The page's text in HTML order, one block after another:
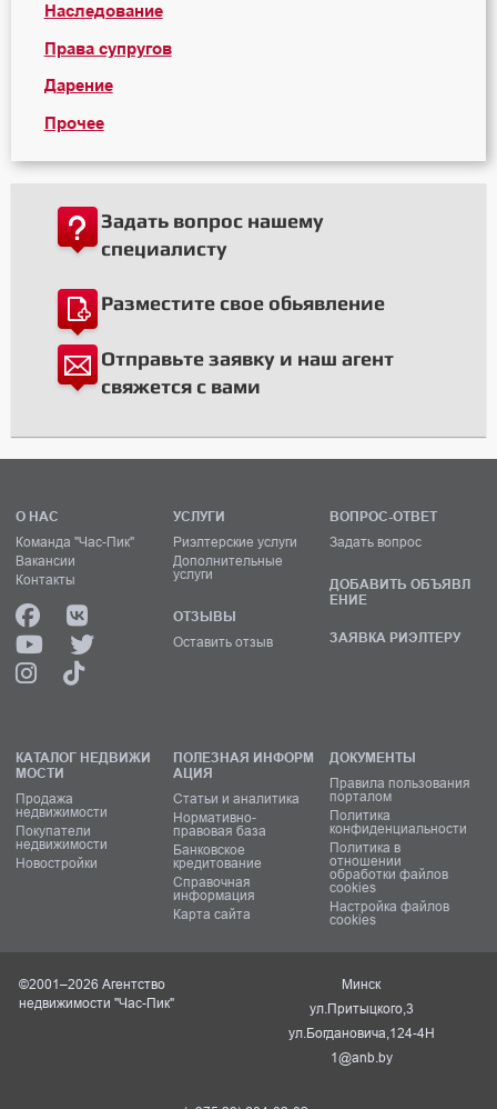
Наследование
Права супругов
Дарение
Прочее
Задать вопрос нашему
специалисту
Разместите свое обьявление
Отправьте заявку и наш агент
свяжется с вами
О НАС
Команда "Час-Пик"
Вакансии
Контакты
УСЛУГИ
Риэлтерские услуги
Дополнительные
услуги
ОТЗЫВЫ
Оставить отзыв
ВОПРОС-ОТВЕТ
Задать вопрос
ДОБАВИТЬ ОБЪЯВЛ
ЕНИЕ
ЗАЯВКА РИЭЛТЕРУ
КАТАЛОГ НЕДВИЖИ
МОСТИ
Продажа
недвижимости
Покупатели
недвижимости
Новостройки
ПОЛЕЗНАЯ ИНФОРМ
АЦИЯ
Статьи и аналитика
Нормативно-
правовая база
Банковское
кредитование
Справочная
информация
Карта сайта
ДОКУМЕНТЫ
Правила пользования
порталом
Политика
конфиденциальности
Политика в
отношении
обработки файлов
cookies
Настройка файлов
cookies
©2001–2026 Агентство
недвижимости "Час-Пик"
Минск
ул.Притыцкого,3
ул.Богдановича,124-4Н
1@anb.by